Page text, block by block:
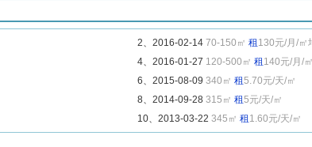
2、2016-02-14 70-150㎡ 租 130元/月/㎡
4、2016-01-27 120-500㎡ 租 140元/月/㎡
6、2015-08-09 340㎡ 租5.70元/天/㎡
8、2014-09-28 315㎡ 租5元/天/㎡
10、2013-03-22 345㎡ 租 1.60元/天/㎡